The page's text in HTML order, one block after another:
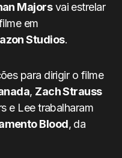
Majorsvai estrelar
em
Studios.
para dirigir o filme
, Zach Strauss
e Lee trabalharam
Blood, da